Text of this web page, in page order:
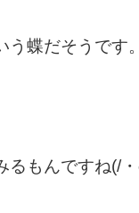
う蝶だそうです
るもんですね(/